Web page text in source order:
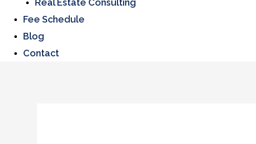
Fee Schedule
Blog
Contact